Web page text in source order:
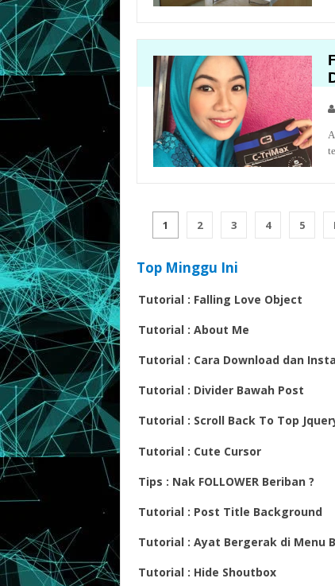
1 2 3 4 5
Top Minggu Ini
Tutorial : Falling Love Object
Tutorial : About Me
Tutorial : Cara Download dan
Tutorial : Divider Bawah Post
Tutorial : Scroll Back To Top
Tutorial : Cute Cursor
Tips : Nak FOLLOWER Beriban ?
Tutorial : Post Title Background
Tutorial : Ayat Bergerak di Menu
Tutorial : Hide Shoutbox